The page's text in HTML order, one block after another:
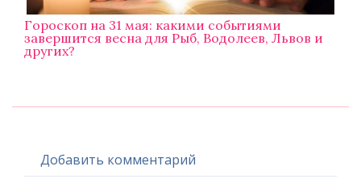
Гороскоп на 31 мая: какими событиями
завершится весна для Рыб, Водолеев, Львов и
других?
Добавить комментарий